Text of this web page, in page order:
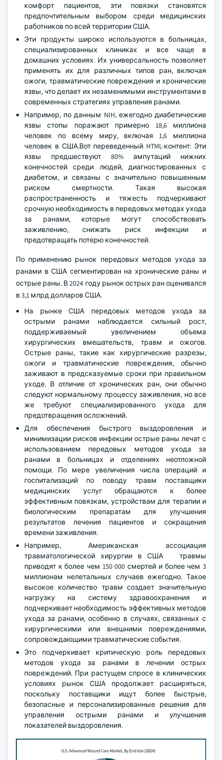
комфорт пациентов, эти повязки становятся
предпочтительным выбором среди медицинских
работников по всей территории США.
Эти продукты широко используются в больницах,
специализированных клиниках и все чаще в
домашних условиях. Их универсальность позволяет
применять их для различных типов ран, включая
ожоги, травматические повреждения и хронические
язвы, что делает их незаменимыми инструментами в
современных стратегиях управления ранами.
Например, по данным NIH, ежегодно диабетические
язвы стопы поражают примерно 18,6 миллиона
человек по всему миру, включая 1,6 миллиона
человек в США.Вот переведенный HTML-контент: Эти
язвы предшествуют 80% ампутаций нижних
конечностей среди людей, диагностированных с
диабетом, и связаны с значительно повышенным
риском смертности. Такая высокая
распространенность и тяжесть подчеркивают
срочную необходимость в передовых методах ухода
за ранами, которые могут способствовать
заживлению, снижать риск инфекции и
предотвращать потерю конечностей.
По применению рынок передовых методов ухода за
ранами в США сегментирован на хронические раны и
острые раны. В 2024 году рынок острых ран оценивался
в 3,1 млрд долларов США.
На рынке США передовых методов ухода за
острыми ранами наблюдается сильный рост,
поддерживаемый увеличением объема
хирургических вмешательств, травм и ожогов.
Острые раны, такие как хирургические разрезы,
ожоги и травматические повреждения, обычно
заживают в предсказуемые сроки при правильном
уходе. В отличие от хронических ран, они обычно
следуют нормальному процессу заживления, но все
же требуют специализированного ухода для
предотвращения осложнений.
Для обеспечения быстрого выздоровления и
минимизации рисков инфекции острые раны лечат с
использованием передовых методов ухода за
ранами в больницах и отделениях неотложной
помощи. По мере увеличения числа операций и
госпитализаций по поводу травм поставщики
медицинских услуг обращаются к более
эффективным повязкам, устройствам для терапии и
биологическим препаратам для улучшения
результатов лечения пациентов и сокращения
времени заживления.
Например, Американская ассоциация
травматологической хирургии в США травмы
приводят к более чем 150 000 смертей и более чем 3
миллионам нелетальных случаев ежегодно. Такое
высокое количество травм создает значительную
нагрузку на систему здравоохранения и
подчеркивает необходимость эффективных методов
ухода за ранами, особенно в случаях, связанных с
хирургическими или внешними повреждениями,
сопровождающими травматические события.
Это подчеркивает критическую роль передовых
методов ухода за ранами в лечении острых
повреждений. При растущем спросе в клинических
условиях рынок США продолжает расширяться,
поскольку поставщики ищут более быстрые,
безопасные и персонализированные решения для
управления острыми ранами и улучшения
показателей выздоровления.